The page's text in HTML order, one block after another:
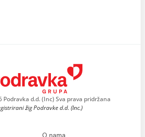
Podravka d.d. (Inc) Sva prava pridržana
žig Podravke d.d. (Inc.)
O nama